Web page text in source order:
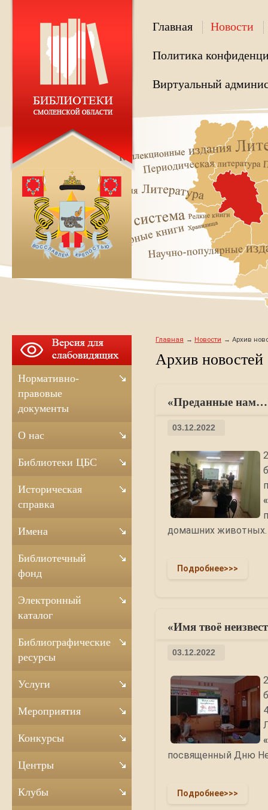
Главная Новости
Политика
Виртуальный
Главная Новости Архив
Архив новостей
«Преданные
03.12.2022
домашних животных.
Подробнее>>>
«Имя твоё
03.12.2022
посвященный Дню
Подробнее>>>
Нормативно-
правовые
документы
О нас
Библиотеки ЦБС
Историческая
справка
Имена
Библиотечный
фонд
Электронный
каталог
Библиографические
ресурсы
Услуги
Мероприятия
Конкурсы
Центры
Клубы